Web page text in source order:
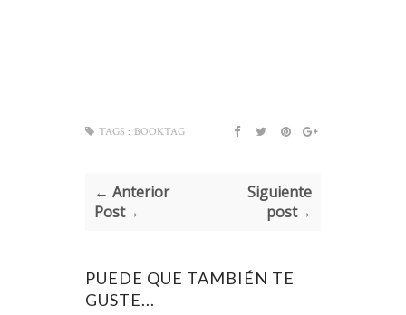
TAGS : BOOKTAG
← Anterior
Post→
Siguiente
post→
PUEDE QUE TAMBIÉN TE
GUSTE...